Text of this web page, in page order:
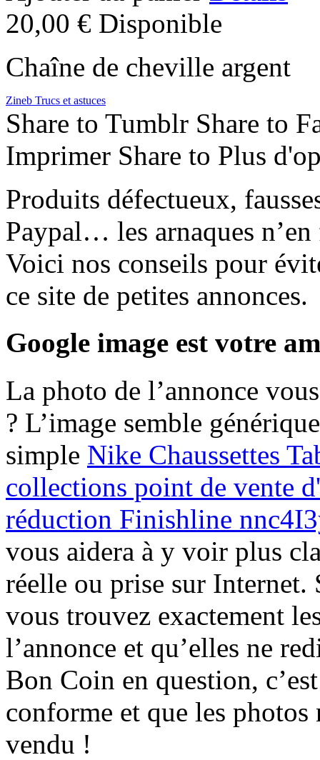
20,00 € Disponible
Chaîne de cheville argent
Zineb Trucs et astuces
Share to Tumblr Share to
Imprimer Share to Plus
Produits défectueux,
Paypal… les arnaques
Voici nos conseils pour
ce site de petites annonces.
Google image est votre
La photo de l’annonce
? L’image semble
simple Nike Chaussettes
collections point de vente
réduction Finishline
vous aidera à y voir plus
réelle ou prise sur Internet.
vous trouvez exactement
l’annonce et qu’elles ne
Bon Coin en question,
conforme et que les
vendu !